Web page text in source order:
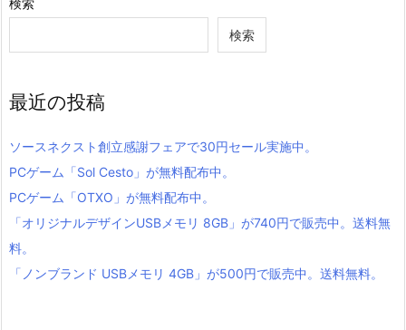
検索
検索
最近の投稿
ソースネクスト創立感謝フェアで30円セール実施中。
PCゲーム「Sol Cesto」が無料配布中。
PCゲーム「OTXO」が無料配布中。
「オリジナルデザインUSBメモリ 8GB」が740円で販売中。送料無
料。
「ノンブランド USBメモリ 4GB」が500円で販売中。送料無料。